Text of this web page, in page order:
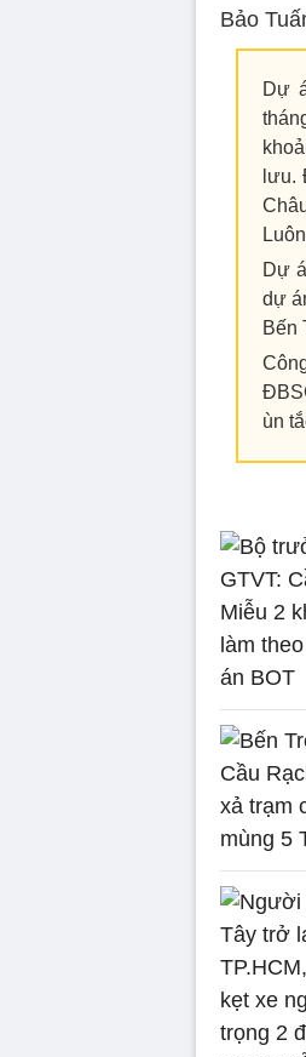
Bảo
Dự
lưu.
Dự
dự
Bến
ùn